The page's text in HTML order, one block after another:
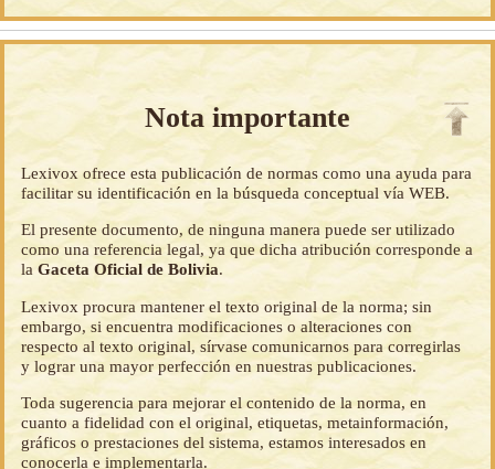
Nota importante
Lexivox ofrece esta publicación de normas como una ayuda para
facilitar su identificación en la búsqueda conceptual vía WEB.
El presente documento, de ninguna manera puede ser utilizado
como una referencia legal, ya que dicha atribución corresponde a
laGaceta Oficial de Bolivia.
Lexivox procura mantener el texto original de la norma; sin
embargo, si encuentra modificaciones o alteraciones con
respecto al texto original, sírvase comunicarnos para corregirlas
y lograr una mayor perfección en nuestras publicaciones.
Toda sugerencia para mejorar el contenido de la norma, en
cuanto a fidelidad con el original, etiquetas, metainformación,
gráficos o prestaciones del sistema, estamos interesados en
conocerla e implementarla.